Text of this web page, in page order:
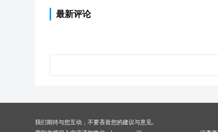
最新评论
我们期待与您互动，不要吝啬您的建议与意见。